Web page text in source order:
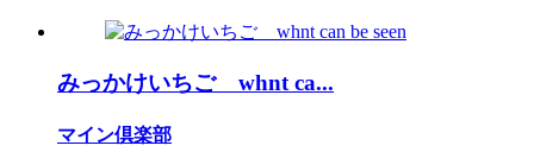
みっかけいちご whnt ca...
マイン倶楽部